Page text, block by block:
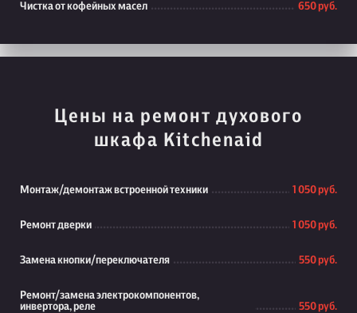
Чистка от кофейных масел 650 руб.
Цены на ремонт духового
шкафа Kitchenaid
Монтаж/демонтаж встроенной техники 1 050 руб.
Ремонт дверки 1 050 руб.
Замена кнопки/переключателя 550 руб.
Ремонт/замена электрокомпонентов,
инвертора, реле
550 руб.